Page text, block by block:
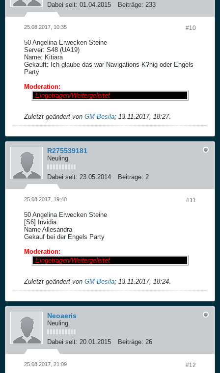
Dabei seit: 01.04.2015 Beiträge: 233
#10
25.08.2017, 10:35
50 Angelina Erwecken Steine
Server: S48 (UA19)
Name: Kitiara
Gekauft: Ich glaube das war Navigations-K?nig oder Engels
Party
Moderation:
Eingetragen/Weitergeleitet
Zuletzt geändert von GM Besila; 13.11.2017, 18:27.
R275539181
Neuling
Dabei seit: 23.05.2014 Beiträge: 2
#11
25.08.2017, 19:40
50 Angelina Erwecken Steine
[S6] Invidia
Name Allesandra
Gekauf bei der Engels Party
Moderation:
Eingetragen/Weitergeleitet
Zuletzt geändert von GM Besila; 13.11.2017, 18:24.
Neoaeris
Neuling
Dabei seit: 20.01.2015 Beiträge: 26
#12
25.08.2017, 21:09